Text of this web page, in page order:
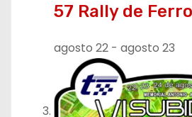
57 Rally de
agosto 22 - agosto 23